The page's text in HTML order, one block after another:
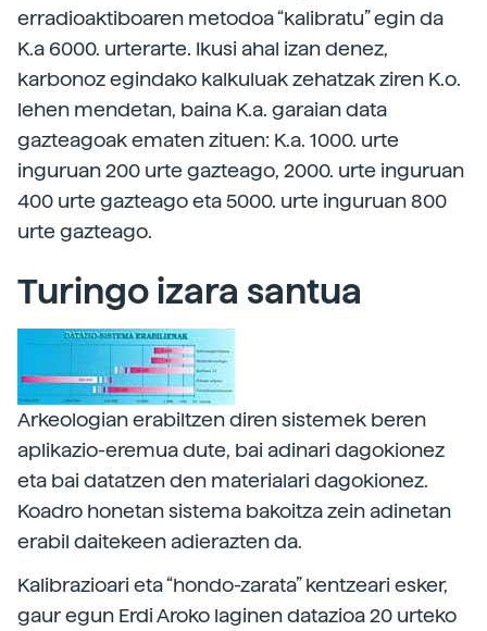
erradioaktiboaren metodoa “kalibratu” egin da
K.a 6000. urterarte. Ikusi ahal izan denez,
karbonoz egindako kalkuluak zehatzak ziren K.o.
lehen mendetan, baina K.a. garaian data
gazteagoak ematen zituen: K.a. 1000. urte
inguruan 200 urte gazteago, 2000. urte inguruan
400 urte gazteago eta 5000. urte inguruan 800
urte gazteago.
Turingo izara santua
Arkeologian erabiltzen diren sistemek beren
aplikazio-eremua dute, bai adinari dagokionez
eta bai datatzen den materialari dagokionez.
Koadro honetan sistema bakoitza zein adinetan
erabil daitekeen adierazten da.
Kalibrazioari eta “hondo-zarata” kentzeari esker,
gaur egun Erdi Aroko laginen datazioa 20 urteko